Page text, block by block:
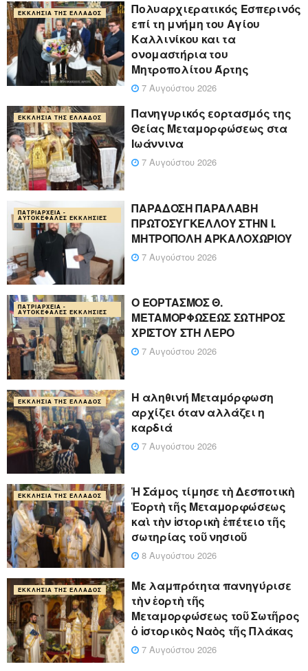
ΕΚΚΛΗΣΊΑ ΤΗΣ ΕΛΛΆΔΟΣ
Πολυαρχιερατικός Εσπερινός
επί τη μνήμη του Αγίου
Καλλινίκου και τα
ονομαστήρια του
Μητροπολίτου Άρτης
7 Αυγούστου 2026
ΕΚΚΛΗΣΊΑ ΤΗΣ ΕΛΛΆΔΟΣ
Πανηγυρικός εορτασμός της
Θείας Μεταμορφώσεως στα
Ιωάννινα
7 Αυγούστου 2026
ΠΑΤΡΙΑΡΧΕΊΑ -
ΑΥΤΟΚΈΦΑΛΕΣ ΕΚΚΛΗΣΊΕΣ
ΠΑΡΑΔΟΣΗ ΠΑΡΑΛΑΒΗ
ΠΡΩΤΟΣΥΓΚΕΛΛΟΥ ΣΤΗΝ Ι.
ΜΗΤΡΟΠΟΛΗ ΑΡΚΑΛΟΧΩΡΙΟΥ
7 Αυγούστου 2026
ΠΑΤΡΙΑΡΧΕΊΑ -
ΑΥΤΟΚΈΦΑΛΕΣ ΕΚΚΛΗΣΊΕΣ
Ο ΕΟΡΤΑΣΜΟΣ Θ.
ΜΕΤΑΜΟΡΦΩΣΕΩΣ ΣΩΤΗΡΟΣ
ΧΡΙΣΤΟΥ ΣΤΗ ΛΕΡΟ
7 Αυγούστου 2026
ΕΚΚΛΗΣΊΑ ΤΗΣ ΕΛΛΆΔΟΣ
Η αληθινή Μεταμόρφωση
αρχίζει όταν αλλάζει η
καρδιά
7 Αυγούστου 2026
ΕΚΚΛΗΣΊΑ ΤΗΣ ΕΛΛΆΔΟΣ
Ἡ Σάμος τίμησε τὴ Δεσποτικὴ
Ἑορτὴ τῆς Μεταμορφώσεως
καὶ τὴν ἱστορικὴ ἐπέτειο τῆς
σωτηρίας τοῦ νησιοῦ
8 Αυγούστου 2026
ΕΚΚΛΗΣΊΑ ΤΗΣ ΕΛΛΆΔΟΣ
Με λαμπρότητα πανηγύρισε
τὴν ἑορτὴ τῆς
Μεταμορφώσεως τοῦ Σωτῆρος
ὁ ἱστορικὸς Ναὸς τῆς Πλάκας
7 Αυγούστου 2026